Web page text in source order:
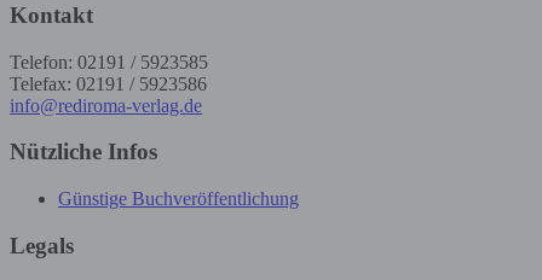
Kontakt
Telefon: 02191 / 5923585
Telefax: 02191 / 5923586
info@rediroma-verlag.de
Nützliche Infos
Günstige Buchveröffentlichung
Legals